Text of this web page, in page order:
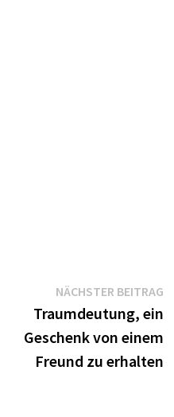
NÄCHSTER BEITRAG
Traumdeutung, ein
Geschenk von einem
Freund zu erhalten